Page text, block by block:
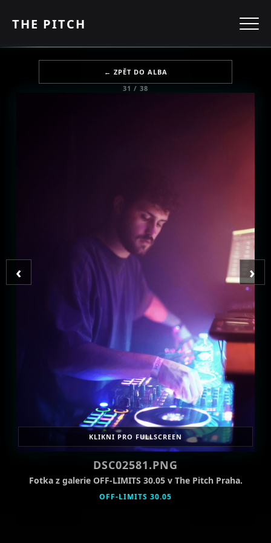
THE PITCH
← ZPĚT DO ALBA
31 / 38
‹ ›
KLIKNI PRO FULLSCREEN
DSC02581.PNG
Fotka z galerie OFF-LIMITS 30.05 v The Pitch Praha.
OFF-LIMITS 30.05